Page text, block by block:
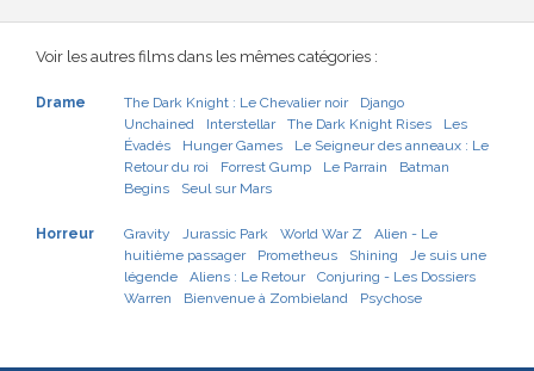
Voir les autres films dans les mêmes catégories :
Drame The Dark Knight : Le Chevalier noir
Django
Unchained
Interstellar The Dark Knight Rises
Les
Évadés
Hunger Games
Le Seigneur des anneaux : Le
Retour du roi
Forrest Gump Le Parrain
Batman
Begins
Seul sur Mars
Horreur Gravity Jurassic Park World War Z
Alien - Le
huitième passager
Prometheus Shining
Je suis une
légende
Aliens : Le Retour
Conjuring - Les Dossiers
Warren
Bienvenue à Zombieland Psychose